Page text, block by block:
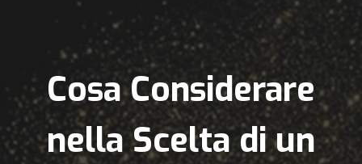
Cosa Considerare
nella Scelta di un